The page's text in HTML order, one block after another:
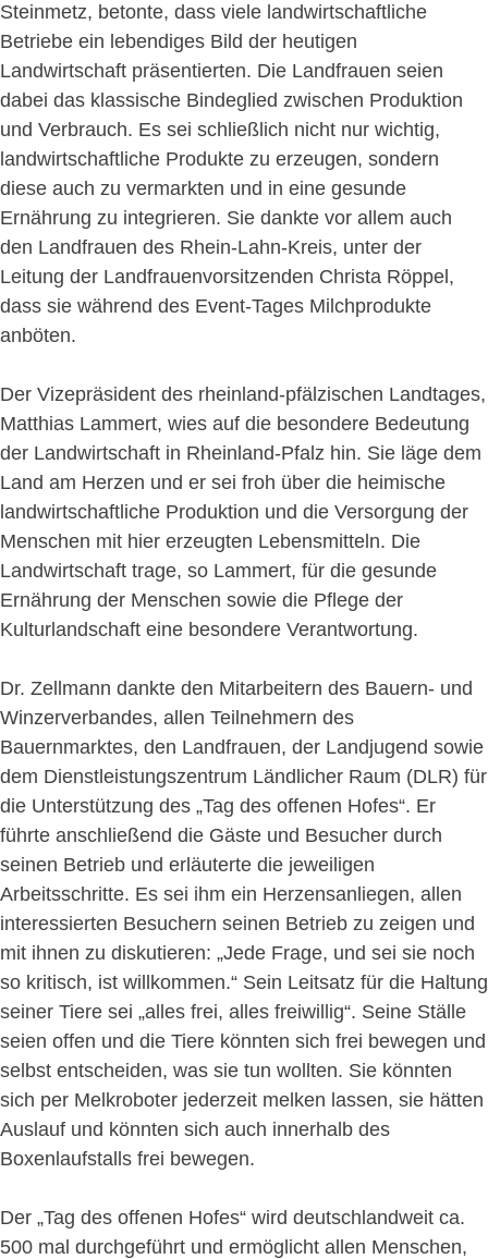
Steinmetz, betonte, dass viele landwirtschaftliche
Betriebe ein lebendiges Bild der heutigen
Landwirtschaft präsentierten. Die Landfrauen seien
dabei das klassische Bindeglied zwischen Produktion
und Verbrauch. Es sei schließlich nicht nur wichtig,
landwirtschaftliche Produkte zu erzeugen, sondern
diese auch zu vermarkten und in eine gesunde
Ernährung zu integrieren. Sie dankte vor allem auch
den Landfrauen des Rhein-Lahn-Kreis, unter der
Leitung der Landfrauenvorsitzenden Christa Röppel,
dass sie während des Event-Tages Milchprodukte
anböten.
Der Vizepräsident des rheinland-pfälzischen Landtages,
Matthias Lammert, wies auf die besondere Bedeutung
der Landwirtschaft in Rheinland-Pfalz hin. Sie läge dem
Land am Herzen und er sei froh über die heimische
landwirtschaftliche Produktion und die Versorgung der
Menschen mit hier erzeugten Lebensmitteln. Die
Landwirtschaft trage, so Lammert, für die gesunde
Ernährung der Menschen sowie die Pflege der
Kulturlandschaft eine besondere Verantwortung.
Dr. Zellmann dankte den Mitarbeitern des Bauern- und
Winzerverbandes, allen Teilnehmern des
Bauernmarktes, den Landfrauen, der Landjugend sowie
dem Dienstleistungszentrum Ländlicher Raum (DLR) für
die Unterstützung des „Tag des offenen Hofes“. Er
führte anschließend die Gäste und Besucher durch
seinen Betrieb und erläuterte die jeweiligen
Arbeitsschritte. Es sei ihm ein Herzensanliegen, allen
interessierten Besuchern seinen Betrieb zu zeigen und
mit ihnen zu diskutieren: „Jede Frage, und sei sie noch
so kritisch, ist willkommen.“ Sein Leitsatz für die Haltung
seiner Tiere sei „alles frei, alles freiwillig“. Seine Ställe
seien offen und die Tiere könnten sich frei bewegen und
selbst entscheiden, was sie tun wollten. Sie könnten
sich per Melkroboter jederzeit melken lassen, sie hätten
Auslauf und könnten sich auch innerhalb des
Boxenlaufstalls frei bewegen.
Der „Tag des offenen Hofes“ wird deutschlandweit ca.
500 mal durchgeführt und ermöglicht allen Menschen,